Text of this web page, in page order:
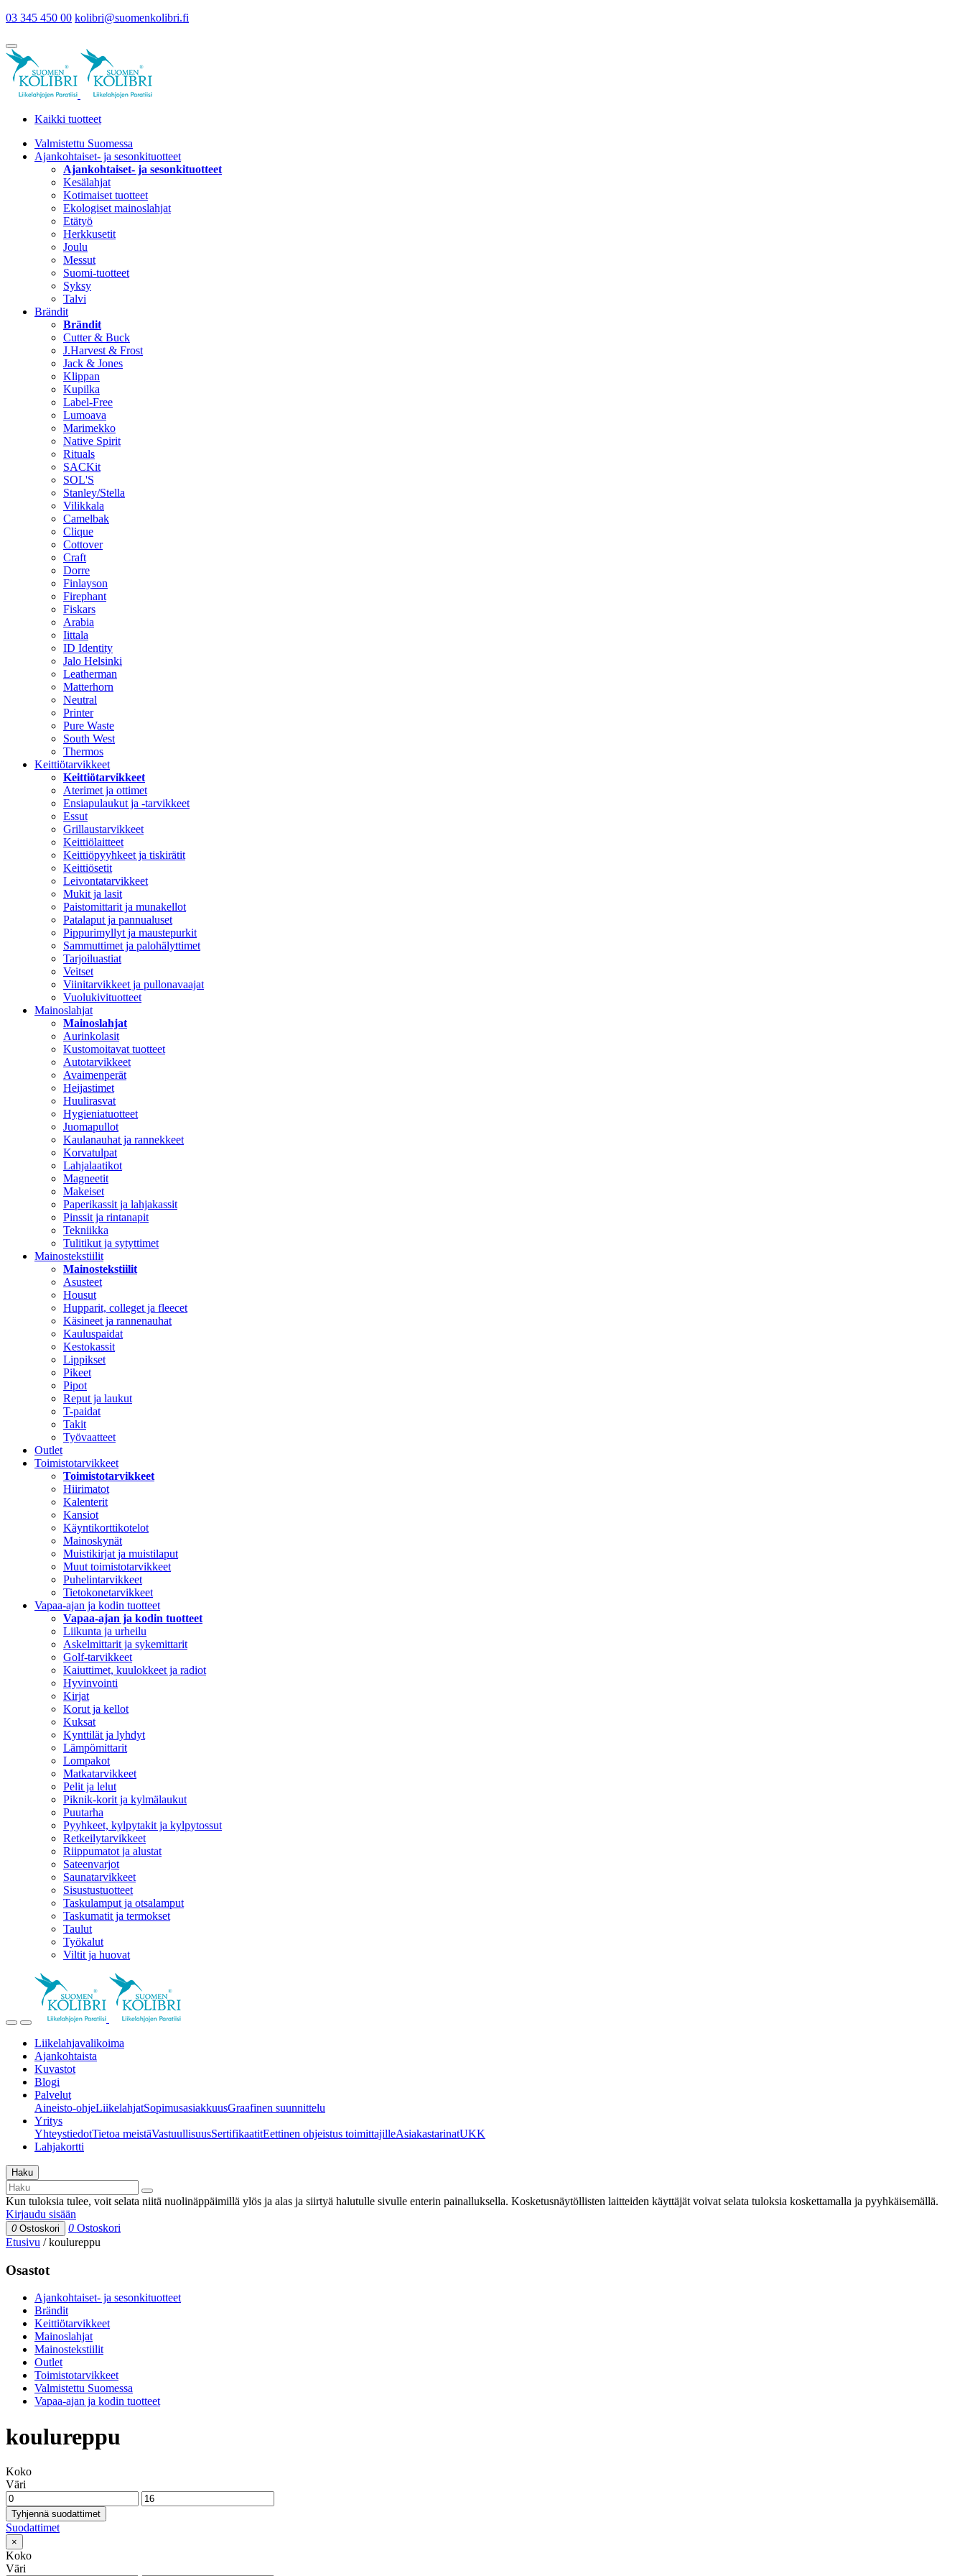
03 345 450 00 kolibri@suomenkolibri.fi
Kaikki tuotteet
Valmistettu Suomessa
Ajankohtaiset- ja sesonkituotteet
Ajankohtaiset- ja sesonkituotteet
Kesälahjat
Kotimaiset tuotteet
Ekologiset mainoslahjat
Etätyö
Herkkusetit
Joulu
Messut
Suomi-tuotteet
Syksy
Talvi
Brändit
Brändit
Cutter & Buck
J.Harvest & Frost
Jack & Jones
Klippan
Kupilka
Label-Free
Lumoava
Marimekko
Native Spirit
Rituals
SACKit
SOL'S
Stanley/Stella
Vilikkala
Camelbak
Clique
Cottover
Craft
Dorre
Finlayson
Firephant
Fiskars
Arabia
Iittala
ID Identity
Jalo Helsinki
Leatherman
Matterhorn
Neutral
Printer
Pure Waste
South West
Thermos
Keittiötarvikkeet
Keittiötarvikkeet
Aterimet ja ottimet
Ensiapulaukut ja -tarvikkeet
Essut
Grillaustarvikkeet
Keittiölaitteet
Keittiöpyyhkeet ja tiskirätit
Keittiösetit
Leivontatarvikkeet
Mukit ja lasit
Paistomittarit ja munakellot
Patalaput ja pannualuset
Pippurimyllyt ja maustepurkit
Sammuttimet ja palohälyttimet
Tarjoiluastiat
Veitset
Viinitarvikkeet ja pullonavaajat
Vuolukivituotteet
Mainoslahjat
Mainoslahjat
Aurinkolasit
Kustomoitavat tuotteet
Autotarvikkeet
Avaimenperät
Heijastimet
Huulirasvat
Hygieniatuotteet
Juomapullot
Kaulanauhat ja rannekkeet
Korvatulpat
Lahjalaatikot
Magneetit
Makeiset
Paperikassit ja lahjakassit
Pinssit ja rintanapit
Tekniikka
Tulitikut ja sytyttimet
Mainostekstiilit
Mainostekstiilit
Asusteet
Housut
Hupparit, colleget ja fleecet
Käsineet ja rannenauhat
Kauluspaidat
Kestokassit
Lippikset
Pikeet
Pipot
Reput ja laukut
T-paidat
Takit
Työvaatteet
Outlet
Toimistotarvikkeet
Toimistotarvikkeet
Hiirimatot
Kalenterit
Kansiot
Käyntikorttikotelot
Mainoskynät
Muistikirjat ja muistilaput
Muut toimistotarvikkeet
Puhelintarvikkeet
Tietokonetarvikkeet
Vapaa-ajan ja kodin tuotteet
Vapaa-ajan ja kodin tuotteet
Liikunta ja urheilu
Askelmittarit ja sykemittarit
Golf-tarvikkeet
Kaiuttimet, kuulokkeet ja radiot
Hyvinvointi
Kirjat
Korut ja kellot
Kuksat
Kynttilät ja lyhdyt
Lämpömittarit
Lompakot
Matkatarvikkeet
Pelit ja lelut
Piknik-korit ja kylmälaukut
Puutarha
Pyyhkeet, kylpytakit ja kylpytossut
Retkeilytarvikkeet
Riippumatot ja alustat
Sateenvarjot
Saunatarvikkeet
Sisustustuotteet
Taskulamput ja otsalamput
Taskumatit ja termokset
Taulut
Työkalut
Viltit ja huovat
Liikelahjavalikoima
Ajankohtaista
Kuvastot
Blogi
Palvelut
Aineisto-ohjeLiikelahjatSopimusasiakkuusGraafinen suunnittelu
Yritys
YhteystiedotTietoa meistäVastuullisuusSertifikaatitEettinen ohjeistus toimittajilleAsiakastarinatUKK
Lahjakortti
Haku
Kun tuloksia tulee, voit selata niitä nuolinäppäimillä ylös ja alas ja siirtyä halutulle sivulle enterin painalluksella. Kosketusnäytöllisten laitteiden käyttäjät voivat selata tuloksia koskettamalla ja pyyhkäisemällä.
Kirjaudu sisään
0 Ostoskori 0 Ostoskori
Etusivu /koulureppu
Osastot
Ajankohtaiset- ja sesonkituotteet
Brändit
Keittiötarvikkeet
Mainoslahjat
Mainostekstiilit
Outlet
Toimistotarvikkeet
Valmistettu Suomessa
Vapaa-ajan ja kodin tuotteet
koulureppu
Koko
Väri
Tyhjennä suodattimet
Suodattimet
×
Koko
Väri